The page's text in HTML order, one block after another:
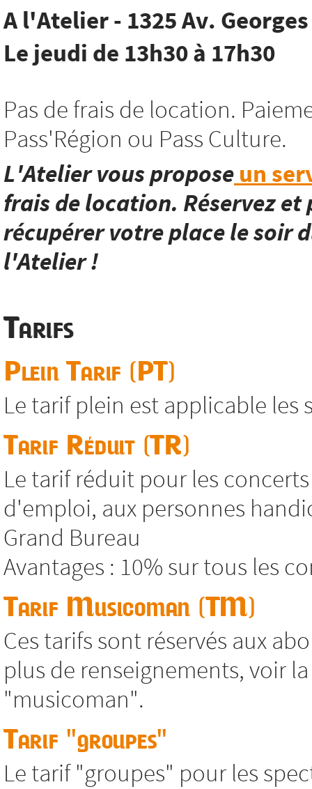
A l'Atelier - 1325 Av.
Le jeudi de 13h30 à 17h30
Pas de frais de location.
Pass'Région ou Pass Culture.
L'Atelier vous propose un
frais de location. Réservez
récupérer votre place le soir
l'Atelier !
Tarifs
Plein Tarif (PT)
Le tarif plein est applicable
Tarif Réduit (TR)
Le tarif réduit pour les
d'emploi, aux personnes
Grand Bureau
Avantages : 10% sur tous les
Tarif Musicoman (TM)
Ces tarifs sont réservés aux
plus de renseignements, voir
"musicoman".
Tarif "groupes"
Le tarif "groupes" pour les